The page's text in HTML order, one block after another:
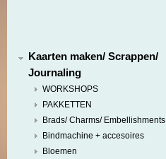
Kaarten maken/ Scrappen/
Journaling
WORKSHOPS
PAKKETTEN
Brads/ Charms/ Embellishments
Bindmachine + accesoires
Bloemen